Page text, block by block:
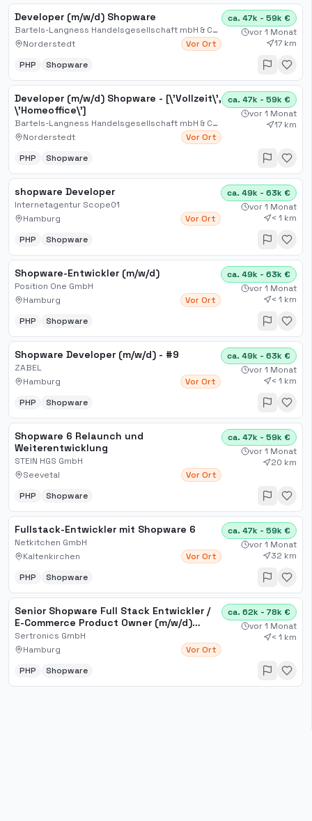
Developer (m/w/d) Shopware
Bartels-Langness Handelsgesellschaft mbH & Co. KG
Norderstedt
Vor Ort
ca. 47k - 59k €
vor 1 Monat
17 km
PHP
Shopware
Developer (m/w/d) Shopware - [\'Vollzeit\',
\'Homeoffice\']
Bartels-Langness Handelsgesellschaft mbH & Co. KG
Norderstedt
Vor Ort
ca. 47k - 59k €
vor 1 Monat
17 km
PHP Shopware
shopware Developer
Internetagentur Scope01
Hamburg
Vor Ort
ca. 49k - 63k €
vor 1 Monat
< 1 km
PHP
Shopware
Shopware-Entwickler (m/w/d)
Position One GmbH
Hamburg
Vor Ort
ca. 49k - 63k €
vor 1 Monat
< 1 km
PHP
Shopware
Shopware Developer (m/w/d) - #9
ZABEL
Hamburg
Vor Ort
ca. 49k - 63k €
vor 1 Monat
< 1 km
PHP
Shopware
Shopware 6 Relaunch und
Weiterentwicklung
STEIN HGS GmbH
Seevetal
Vor Ort
ca. 47k - 59k €
vor 1 Monat
20 km
PHP Shopware
Fullstack-Entwickler mit Shopware 6
Netkitchen GmbH
Kaltenkirchen
Vor Ort
ca. 47k - 59k €
vor 1 Monat
32 km
PHP
Shopware
Senior Shopware Full Stack Entwickler /
E-Commerce Product Owner (m/w/d)
Business
Sertronics GmbH
Hamburg
Vor Ort
ca. 62k - 78k €
vor 1 Monat
< 1 km
PHP Shopware